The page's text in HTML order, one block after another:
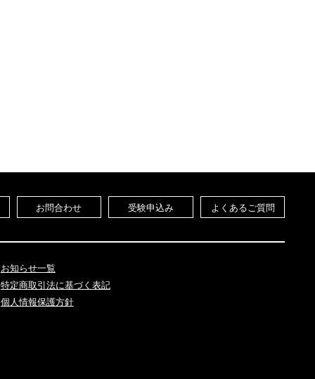
お問合わせ 受験申込み よくあるご質問
お知らせ一覧
特定商取引法に基づく表記
個人情報保護方針